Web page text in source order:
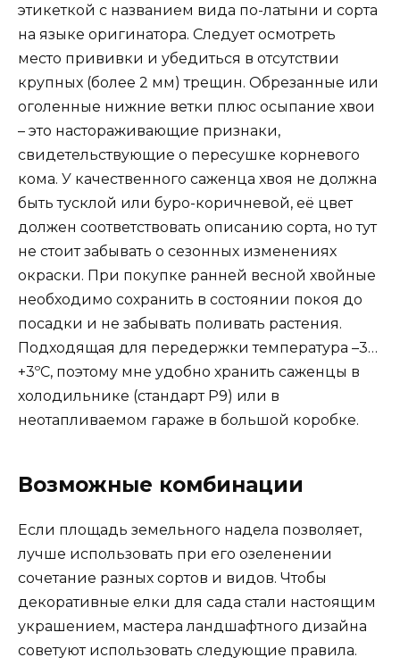
этикеткой с названием вида по-латыни и сорта
на языке оригинатора. Следует осмотреть
место прививки и убедиться в отсутствии
крупных (более 2 мм) трещин. Обрезанные или
оголенные нижние ветки плюс осыпание хвои
– это настораживающие признаки,
свидетельствующие о пересушке корневого
кома. У качественного саженца хвоя не должна
быть тусклой или буро-коричневой, её цвет
должен соответствовать описанию сорта, но тут
не стоит забывать о сезонных изменениях
окраски. При покупке ранней весной хвойные
необходимо сохранить в состоянии покоя до
посадки и не забывать поливать растения.
Подходящая для передержки температура –3…
+3ºС, поэтому мне удобно хранить саженцы в
холодильнике (стандарт Р9) или в
неотапливаемом гараже в большой коробке.
Возможные комбинации
Если площадь земельного надела позволяет,
лучше использовать при его озеленении
сочетание разных сортов и видов. Чтобы
декоративные елки для сада стали настоящим
украшением, мастера ландшафтного дизайна
советуют использовать следующие правила.